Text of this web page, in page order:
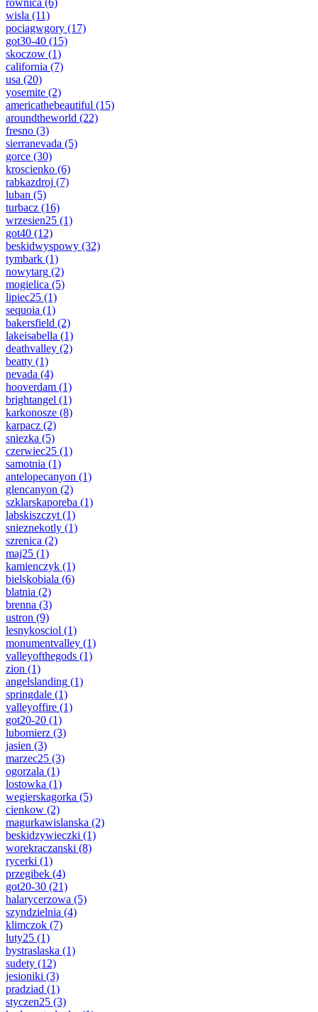
rownica (6)
wisla (11)
pociagwgory (17)
got30-40 (15)
skoczow (1)
california (7)
usa (20)
yosemite (2)
americathebeautiful (15)
aroundtheworld (22)
fresno (3)
sierranevada (5)
gorce (30)
kroscienko (6)
rabkazdroj (7)
luban (5)
turbacz (16)
wrzesien25 (1)
got40 (12)
beskidwyspowy (32)
tymbark (1)
nowytarg (2)
mogielica (5)
lipiec25 (1)
sequoia (1)
bakersfield (2)
lakeisabella (1)
deathvalley (2)
beatty (1)
nevada (4)
hooverdam (1)
brightangel (1)
karkonosze (8)
karpacz (2)
sniezka (5)
czerwiec25 (1)
samotnia (1)
antelopecanyon (1)
glencanyon (2)
szklarskaporeba (1)
labskiszczyt (1)
snieznekotly (1)
szrenica (2)
maj25 (1)
kamienczyk (1)
bielskobiala (6)
blatnia (2)
brenna (3)
ustron (9)
lesnykosciol (1)
monumentvalley (1)
valleyofthegods (1)
zion (1)
angelslanding (1)
springdale (1)
valleyoffire (1)
got20-20 (1)
lubomierz (3)
jasien (3)
marzec25 (3)
ogorzala (1)
lostowka (1)
wegierskagorka (5)
cienkow (2)
magurkawislanska (2)
beskidzywieczki (1)
worekraczanski (8)
rycerki (1)
przegibek (4)
got20-30 (21)
halarycerzowa (5)
szyndzielnia (4)
klimczok (7)
luty25 (1)
bystraslaska (1)
sudety (12)
jesioniki (3)
pradziad (1)
styczen25 (3)